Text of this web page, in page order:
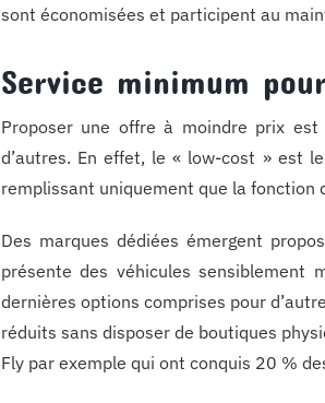
sont économisées et participent au
Service minimum
Proposer une offre à moindre prix
d’autres. En effet, le « low-cost » est
remplissant uniquement que la fonction
Des marques dédiées émergent
présente des véhicules sensiblement
dernières options comprises pour
réduits sans disposer de boutiques
Fly par exemple qui ont conquis 20 %